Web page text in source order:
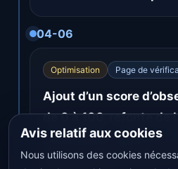
04-06
Optimisation Page de
Ajout d’un score
de 0 à 100, refonte de
vérification, prise en
première vérification
Avis relatif aux cookies
Nous utilisons des cookies